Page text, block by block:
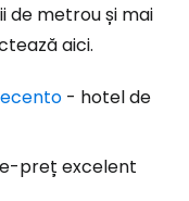
de metrou și mai
aici.
- hotel de
preț excelent